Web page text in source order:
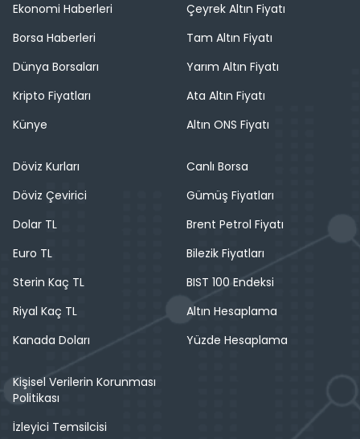
Ekonomi Haberleri
Borsa Haberleri
Dünya Borsaları
Kripto Fiyatları
Künye
Çeyrek Altın Fiyatı
Tam Altın Fiyatı
Yarım Altın Fiyatı
Ata Altın Fiyatı
Altın ONS Fiyatı
Döviz Kurları
Döviz Çevirici
Dolar TL
Euro TL
Sterin Kaç TL
Riyal Kaç TL
Kanada Doları
Canlı Borsa
Gümüş Fiyatları
Brent Petrol Fiyatı
Bilezik Fiyatları
BIST 100 Endeksi
Altın Hesaplama
Yüzde Hesaplama
Kişisel Verilerin Korunması
Politikası
İzleyici Temsilcisi